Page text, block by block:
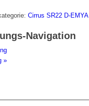
Cirrus SR22 D-EMYA
Navigation
»